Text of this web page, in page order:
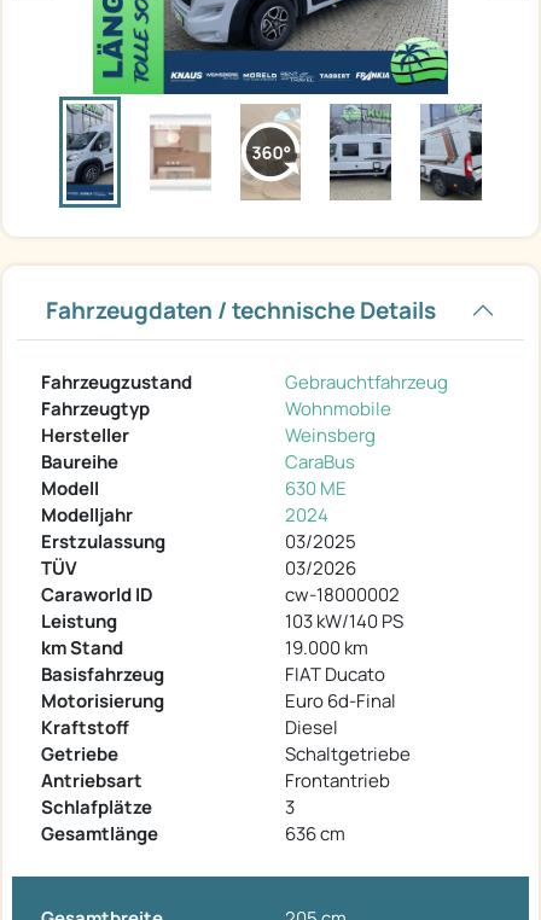
Fahrzeugdaten / technische Details
Fahrzeugzustand
Gebrauchtfahrzeug
Fahrzeugtyp
Wohnmobile
Hersteller
Weinsberg
Baureihe
CaraBus
Modell
630 ME
Modelljahr
2024
Erstzulassung
03/2025
TÜV
03/2026
Caraworld ID
cw-18000002
Leistung
103 kW/140 PS
km Stand
19.000 km
Basisfahrzeug
FIAT Ducato
Motorisierung
Euro 6d-Final
Kraftstoff
Diesel
Getriebe
Schaltgetriebe
Antriebsart
Frontantrieb
Schlafplätze
3
Gesamtlänge
636 cm